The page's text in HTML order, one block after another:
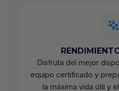
Disfruta del mejor
equipo certificado y
la máxima vida útil y